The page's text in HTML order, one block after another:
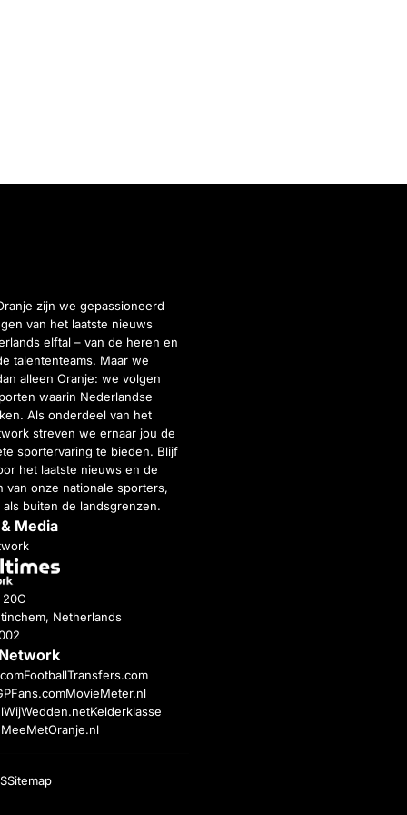
zijn we gepassioneerd
van het laatste nieuws
elftal – van de heren en
talententeams. Maar we
alleen Oranje: we volgen
waarin Nederlandse
Als onderdeel van het
streven we ernaar jou de
sportervaring te bieden. Blijf
het laatste nieuws en de
van onze nationale sporters,
buiten de landsgrenzen.
Media
Netherlands
FootballTransfers.com
MovieMeter.nl
WijWedden.netKelderklasse
MeeMetOranje.nl
Sitemap